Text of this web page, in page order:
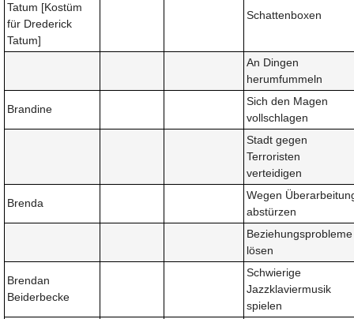
Tatum [Kostüm
für Drederick
Tatum]
Schattenboxen
An Dingen
herumfummeln
Brandine
Sich den Magen
vollschlagen
Stadt gegen
Terroristen
verteidigen
Brenda
Wegen
abstürzen
Beziehungsprobleme
lösen
Brendan
Beiderbecke
Schwierige
Jazzklaviermusik
spielen